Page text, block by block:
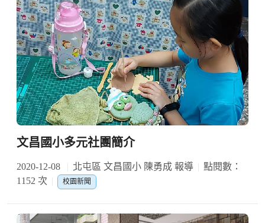
文昌國小多元社團簡介
2020-12-08 北屯區 文昌國小 陳勇成 報導
點閱數：
1152 次
校園新聞